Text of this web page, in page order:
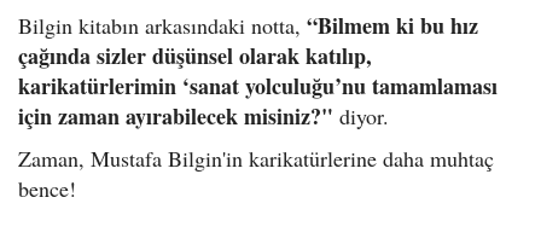
Bilgin kitabın arkasındaki notta, “Bilmem ki bu hız
çağında sizler düşünsel olarak katılıp,
karikatürlerimin ‘sanat yolculuğu’nu tamamlaması
için zaman ayırabilecek misiniz?" diyor.
Zaman, Mustafa Bilgin'in karikatürlerine daha muhtaç
bence!